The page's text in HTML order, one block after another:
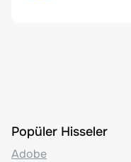
Popüler Hisseler
Adobe